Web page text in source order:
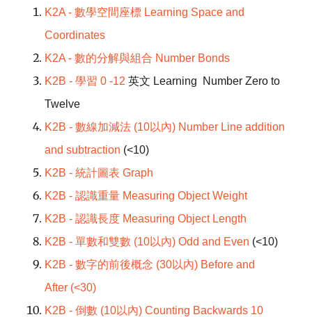
K2A - 數學空間座標 Learning Space and
Coordinates
K2A - 數的分解與組合 Number Bonds
K2B - 學習 0 -12 英文 Learning Number Zero to
Twelve
K2B - 數線加減法 (10以內) Number Line addition
and subtraction (<10)
K2B - 統計圖表 Graph
K2B - 認識重量 Measuring Object Weight
K2B - 認識長度 Measuring Object Length
K2B - 單數和雙數 (10以內) Odd and Even (<10)
K2B - 數字的前後概念 (30以內) Before and
After (<30)
K2B - 倒數 (10以內) Counting Backwards 10